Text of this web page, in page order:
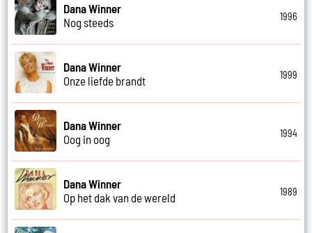
Dana Winner
Nog steeds
1996
Dana Winner
Onze liefde brandt
1999
Dana Winner
Oog in oog
1994
Dana Winner
Op het dak van de wereld
1989